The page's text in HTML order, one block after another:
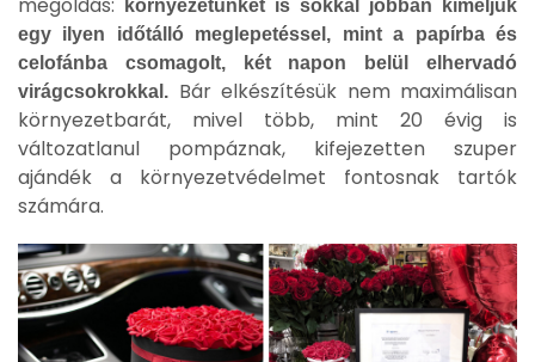
környezetünket is sokkal jobban kíméljük
egy ilyen időtálló meglepetéssel, mint a papírba és
celofánba csomagolt, két napon belül elhervadó
virágcsokrokkal. Bár elkészítésük nem maximálisan
környezetbarát, mivel több, mint 20 évig is
változatlanul pompáznak, kifejezetten szuper
ajándék a környezetvédelmet fontosnak tartók
számára.